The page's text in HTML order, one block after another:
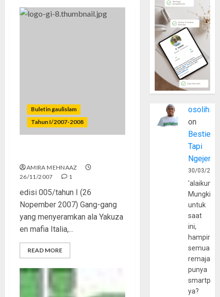
Buletin gaulislam
Tahun I/2007-2008
AMIRA MEHNAAZ
26/11/2007
1
edisi 005/tahun I (26
Nopember 2007) Gang-gang
yang menyeramkan ala Yakuza
en mafia Italia,...
READ MORE
osolihin
on
Bestie
Tapi
30/03/
Mungkin
untuk
saat
ini,
hampir
semua
remaja
punya
ya?